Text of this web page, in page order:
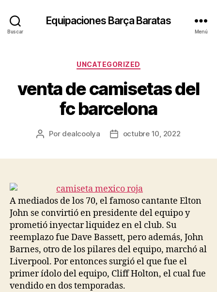
Buscar
Equipaciones Barça Baratas
Menú
Categorías
UNCATEGORIZED
venta de camisetas del
fc barcelona
Autor
Por dealcoolya
Fechaoctubre 10, 2022
A mediados de los 70, el famoso cantante Elton
John se convirtió en presidente del equipo y
prometió inyectar liquidez en el club. Su
reemplazo fue Dave Bassett, pero además, John
Barnes, otro de los pilares del equipo, marchó al
Liverpool. Por entonces surgió el que fue el
primer ídolo del equipo, Cliff Holton, el cual fue
vendido en dos temporadas.